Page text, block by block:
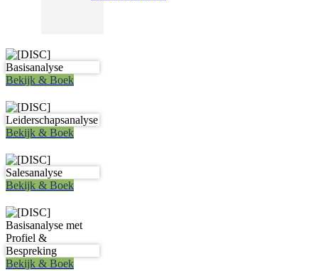
Bekijk & Boek
Bekijk & Boek
Bekijk & Boek
Bekijk & Boek